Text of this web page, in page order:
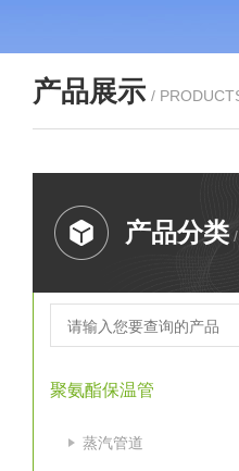
产品展示 /
产品分类
聚氨酯保温管
蒸汽管道